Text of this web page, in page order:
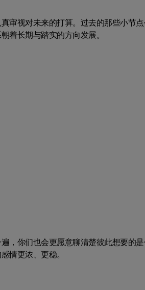
审视对未来的打算。过去的那些小节
着长期与踏实的方向发展。
，你们也会更愿意聊清楚彼此想要的
情更浓、更稳。